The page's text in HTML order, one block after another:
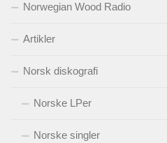
Norwegian Wood Radio
Artikler
Norsk diskografi
Norske LPer
Norske singler